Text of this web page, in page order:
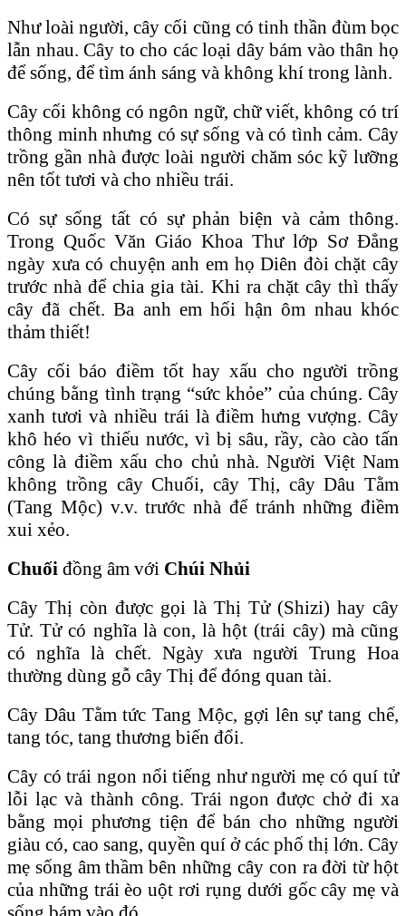
Như loài người, cây cối cũng có tinh thần đùm bọc
lẫn nhau. Cây to cho các loại dây bám vào thân họ
để sống, để tìm ánh sáng và không khí trong lành.
Cây cối không có ngôn ngữ, chữ viết, không có trí
thông minh nhưng có sự sống và có tình cảm. Cây
trồng gần nhà được loài người chăm sóc kỹ lưỡng
nên tốt tươi và cho nhiều trái.
Có sự sống tất có sự phản biện và cảm thông.
Trong Quốc Văn Giáo Khoa Thư lớp Sơ Ɖẳng
ngày xưa có chuyện anh em họ Diên đòi chặt cây
trước nhà để chia gia tài. Khi ra chặt cây thì thấy
cây đã chết. Ba anh em hối hận ôm nhau khóc
thảm thiết!
Cây cối báo điềm tốt hay xấu cho người trồng
chúng bằng tình trạng “sức khỏe” của chúng. Cây
xanh tươi và nhiều trái là điềm hưng vượng. Cây
khô héo vì thiếu nước, vì bị sâu, rầy, cào cào tấn
công là điềm xấu cho chủ nhà. Người Việt Nam
không trồng cây Chuối, cây Thị, cây Dâu Tằm
(Tang Mộc) v.v. trước nhà để tránh những điềm
xui xẻo.
Chuối đồng âm với Chúi Nhủi
Cây Thị còn được gọi là Thị Tử (Shizi) hay cây
Tử. Tử có nghĩa là con, là hột (trái cây) mà cũng
có nghĩa là chết. Ngày xưa người Trung Hoa
thường dùng gỗ cây Thị để đóng quan tài.
Cây Dâu Tằm tức Tang Mộc, gợi lên sự tang chế,
tang tóc, tang thương biến đổi.
Cây có trái ngon nổi tiếng như người mẹ có quí tử
lỗi lạc và thành công. Trái ngon được chở đi xa
bằng mọi phương tiện để bán cho những người
giàu có, cao sang, quyền quí ở các phố thị lớn. Cây
mẹ sống âm thầm bên những cây con ra đời từ hột
của những trái èo uột rơi rụng dưới gốc cây mẹ và